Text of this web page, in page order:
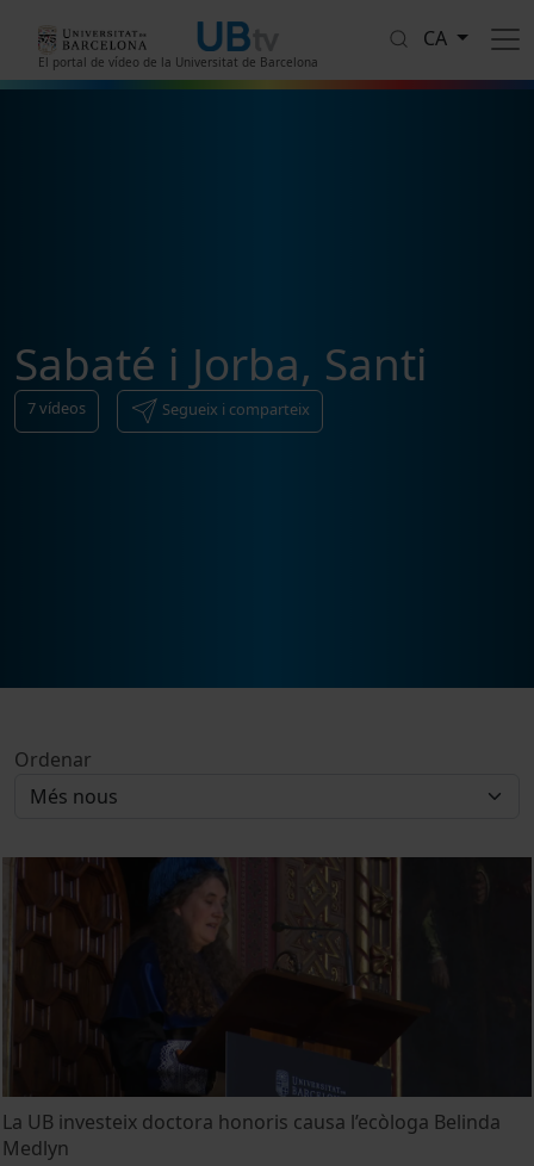
El portal de vídeo de la Universitat de Barcelona
CA
Sabaté i Jorba, Santi
7vídeos Segueix i comparteix
Ordenar
La UB investeix doctora honoris causa l’ecòloga Belinda
Medlyn